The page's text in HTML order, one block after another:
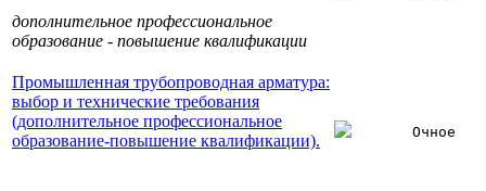
дополнительное профессиональное
образование - повышение квалификации
Промышленная трубопроводная арматура:
выбор и технические требования
(дополнительное профессиональное
образование-повышение квалификации).
Очное